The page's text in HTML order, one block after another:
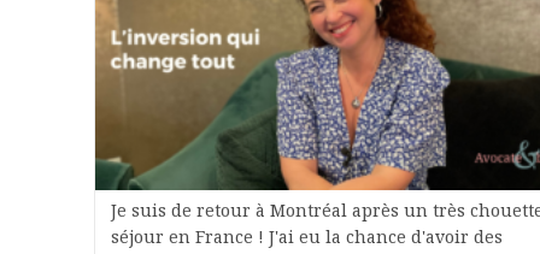
Je suis de retour à Montréal après un très
séjour en France ! J'ai eu la chance d'avoir des